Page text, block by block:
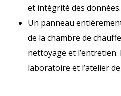
et intégrité des données.
Un panneau
de la chambre de
nettoyage et
laboratoire et l’atelier